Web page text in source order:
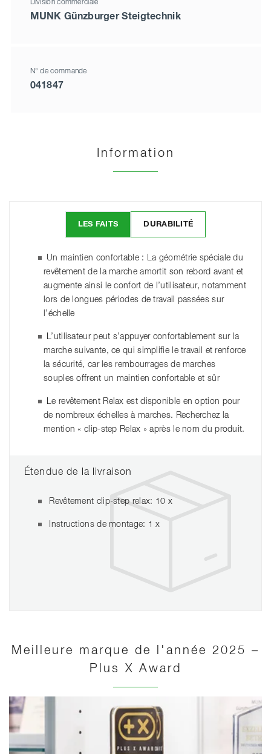
Division commerciale
MUNK Günzburger Steigtechnik
N° de commande
041847
Information
LES FAITS DURABILITÉ
Un maintien confortable : La géométrie spéciale du
revêtement de la marche amortit son rebord avant et
augmente ainsi le confort de l’utilisateur, notamment
lors de longues périodes de travail passées sur
l’échelle
L’utilisateur peut s’appuyer confortablement sur la
marche suivante, ce qui simplifie le travail et renforce
la sécurité, car les rembourrages de marches
souples offrent un maintien confortable et sûr
Le revêtement Relax est disponible en option pour
de nombreux échelles à marches. Recherchez la
mention « clip-step Relax » après le nom du produit.
Étendue de la livraison
Revêtement clip-step relax: 10 x
Instructions de montage: 1 x
Meilleure marque de l'année 2025 –
Plus X Award